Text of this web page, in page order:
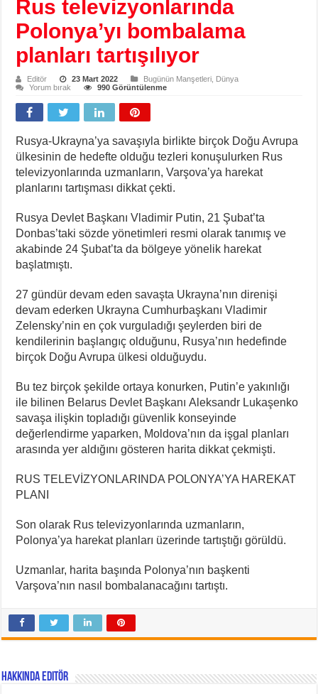
Rus televizyonlarında
Polonya’yı bombalama
planları tartışılıyor
Editör 23 Mart 2022 Bugünün Manşetleri Dünya
Yorum bırak
990 Görüntülenme
Rusya-Ukrayna’ya savaşıyla birlikte birçok Doğu Avrupa
ülkesinin de hedefte olduğu tezleri konuşulurken Rus
televizyonlarında uzmanların, Varşova’ya harekat
planlarını tartışması dikkat çekti.
Rusya Devlet Başkanı Vladimir Putin, 21 Şubat’ta
Donbas’taki sözde yönetimleri resmi olarak tanımış ve
akabinde 24 Şubat’ta da bölgeye yönelik harekat
başlatmıştı.
27 gündür devam eden savaşta Ukrayna’nın direnişi
devam ederken Ukrayna Cumhurbaşkanı Vladimir
Zelensky’nin en çok vurguladığı şeylerden biri de
kendilerinin başlangıç olduğunu, Rusya’nın hedefinde
birçok Doğu Avrupa ülkesi olduğuydu.
Bu tez birçok şekilde ortaya konurken, Putin’e yakınlığı
ile bilinen Belarus Devlet Başkanı Aleksandr Lukaşenko
savaşa ilişkin topladığı güvenlik konseyinde
değerlendirme yaparken, Moldova’nın da işgal planları
arasında yer aldığını gösteren harita dikkat çekmişti.
RUS TELEVİZYONLARINDA POLONYA’YA HAREKAT
PLANI
Son olarak Rus televizyonlarında uzmanların,
Polonya’ya harekat planları üzerinde tartıştığı görüldü.
Uzmanlar, harita başında Polonya’nın başkenti
Varşova’nın nasıl bombalanacağını tartıştı.
Hakkında Editör